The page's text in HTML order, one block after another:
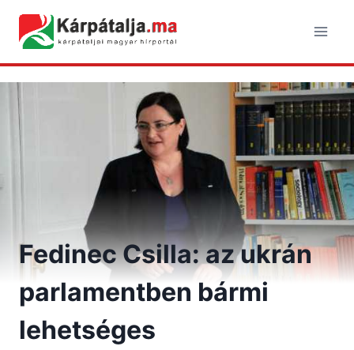
content
Fedinec Csilla: az ukrán
parlamentben bármi
lehetséges